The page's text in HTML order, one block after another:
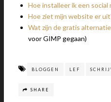
Hoe installeer ik een social
Hoe ziet mijn website er
Wat zijn de gratis
voor GIMP gegaan)
BLOGGEN LEF
SHARE